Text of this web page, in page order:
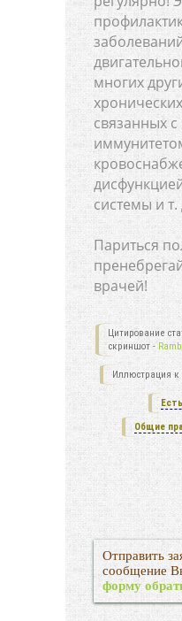
многих
связанных
системы и т.
Париться
врачей!
Цитирование
скриншот -
Иллюстрация к
Общие
Отправить
сообщение
форму